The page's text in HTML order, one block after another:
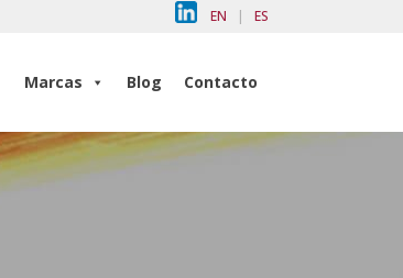
EN | ES
Marcas Blog Contacto